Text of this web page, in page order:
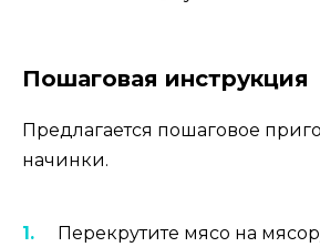
Пошаговая инструкция
Предлагается пошаговое
начинки.
Перекрутите мясо на